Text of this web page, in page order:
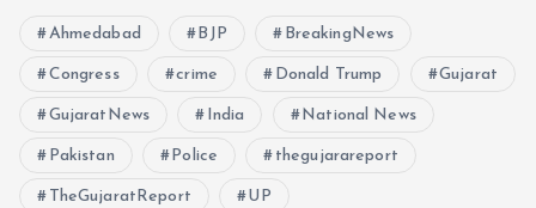
Ahmedabad BJP BreakingNews
Congress crime Donald Trump Gujarat
GujaratNews India National News
Pakistan Police thegujarareport
TheGujaratReport UP